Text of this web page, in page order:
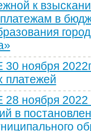
к
в
ноября
платежей
ноября 2022
в